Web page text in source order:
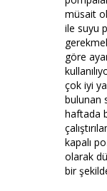
müsait
ile suyu
göre
çok iyi
bulunan
haftada
kapalı
olarak
bir